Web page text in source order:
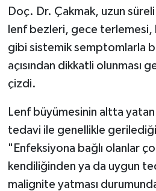
Doç. Dr. Çakmak, uzun
lenf bezleri, gece terlemesi,
gibi sistemik semptomlarla
açısından dikkatli olunması
çizdi.
Lenf büyümesinin altta
tedavi ile genellikle
"Enfeksiyona bağlı olanlar
kendiliğinden ya da uygun
malignite yatması